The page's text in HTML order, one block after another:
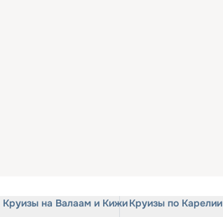
Круизы на Валаам и КижиКруизы по Карелии